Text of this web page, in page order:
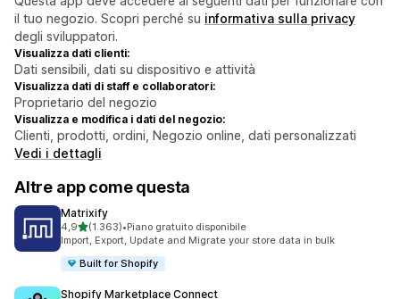
il tuo negozio. Scopri perché su informativa sulla privacy
degli sviluppatori.
Visualizza dati clienti:
Dati sensibili, dati su dispositivo e attività
Visualizza dati di staff e collaboratori:
Proprietario del negozio
Visualizza e modifica i dati del negozio:
Clienti, prodotti, ordini, Negozio online, dati personalizzati
Vedi i dettagli
Altre app come questa
Matrixify
4,9stelle su 5
(1.363)
1363 recensioni totali
•Piano gratuito disponibile
Import, Export, Update and Migrate your store data in bulk
Built for Shopify
Shopify Marketplace Connect